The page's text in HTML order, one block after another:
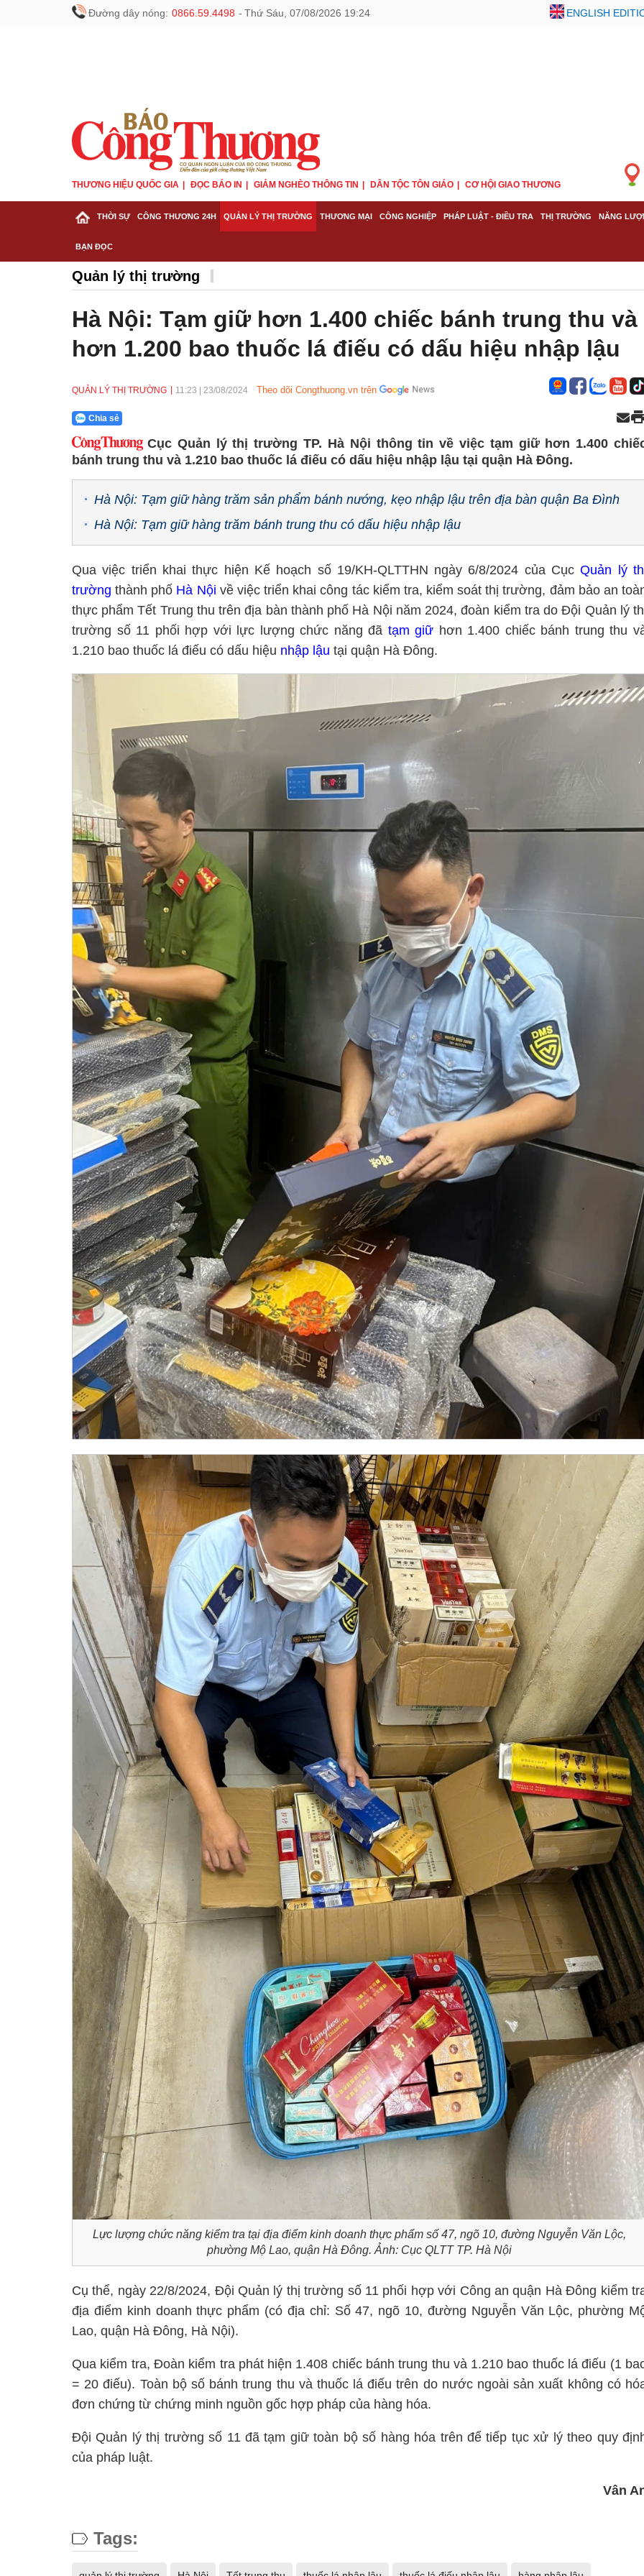
Đường dây nóng: 0866.59.4498 - Thứ Sáu, 07/08/2026 19:24 ENGLISH
THƯƠNG HIỆU QUỐC GIA ĐỌC BÁO IN GIẢM NGHÈO THÔNG TIN DÂN TỘC TÔN GIÁO CƠ HỘI GIAO THƯƠNG
THỜI SỰ CÔNG THƯƠNG 24H QUẢN LÝ THỊ TRƯỜNG THƯƠNG MẠI CÔNG NGHIỆP PHÁP LUẬT - ĐIỀU TRA THỊ TRƯỜNG NĂNG
BẠN ĐỌC
Quản lý thị trường
Hà Nội: Tạm giữ hơn 1.400 chiếc bánh trung thu và
hơn 1.200 bao thuốc lá điếu có dấu hiệu nhập lậu
QUẢN LÝ THỊ TRƯỜNG 11:23 23/08/2024 Theo dõi Congthuong.vn trên
Chia sẻ
Cục Quản lý thị trường TP. Hà Nội thông tin về việc tạm giữ hơn 1.400
bánh trung thu và 1.210 bao thuốc lá điếu có dấu hiệu nhập lậu tại quận Hà Đông.
Hà Nội: Tạm giữ hàng trăm sản phẩm bánh nướng, kẹo nhập lậu trên địa bàn quận Ba Đình
Hà Nội: Tạm giữ hàng trăm bánh trung thu có dấu hiệu nhập lậu
Qua việc triển khai thực hiện Kế hoạch số 19/KH-QLTTHN ngày 6/8/2024 của CụcQuản lý
trường thành phố Hà Nội về việc triển khai công tác kiểm tra, kiểm soát thị trường, đảm bảo an
thực phẩm Tết Trung thu trên địa bàn thành phố Hà Nội năm 2024, đoàn kiểm tra do Đội Quản lý
trường số 11 phối hợp với lực lượng chức năng đã tạm giữ hơn 1.400 chiếc bánh trung thu
1.210 bao thuốc lá điếu có dấu hiệu nhập lậu tại quận Hà Đông.
Lực lượng chức năng kiểm tra tại địa điểm kinh doanh thực phẩm số 47, ngõ 10, đường Nguyễn Văn Lộc,
phường Mộ Lao, quận Hà Đông. Ảnh: Cục QLTT TP. Hà Nội
Cụ thể, ngày 22/8/2024, Đội Quản lý thị trường số 11 phối hợp với Công an quận Hà Đông kiểm
địa điểm kinh doanh thực phẩm (có địa chỉ: Số 47, ngõ 10, đường Nguyễn Văn Lộc, phường
Lao, quận Hà Đông, Hà Nội).
Qua kiểm tra, Đoàn kiểm tra phát hiện 1.408 chiếc bánh trung thu và 1.210 bao thuốc lá điếu (1
= 20 điếu). Toàn bộ số bánh trung thu và thuốc lá điếu trên do nước ngoài sản xuất không có
đơn chứng từ chứng minh nguồn gốc hợp pháp của hàng hóa.
Đội Quản lý thị trường số 11 đã tạm giữ toàn bộ số hàng hóa trên để tiếp tục xử lý theo quy
của pháp luật.
Vân
Tags: